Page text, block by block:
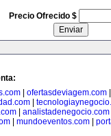
Precio Ofrecido $
ofertasdeviagem.com
|
| analistadenegocio.com
mundoeventos.com